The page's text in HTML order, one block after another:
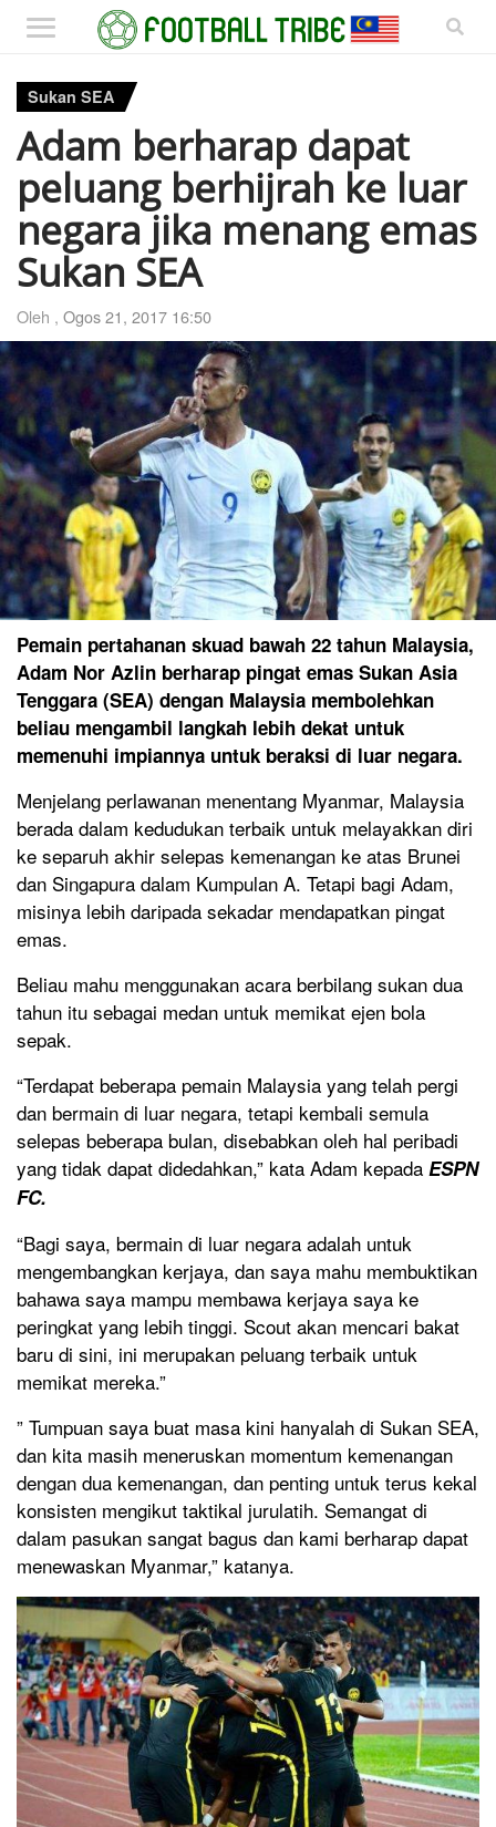
Sukan SEA
Adam berharap dapat
peluang berhijrah ke luar
negara jika menang emas
Sukan SEA
Oleh , Ogos 21, 2017 16:50
Pemain pertahanan skuad bawah 22 tahun Malaysia,
Adam Nor Azlin berharap pingat emas Sukan Asia
Tenggara (SEA) dengan Malaysia membolehkan
beliau mengambil langkah lebih dekat untuk
memenuhi impiannya untuk beraksi di luar negara.
Menjelang perlawanan menentang Myanmar, Malaysia
berada dalam kedudukan terbaik untuk melayakkan diri
ke separuh akhir selepas kemenangan ke atas Brunei
dan Singapura dalam Kumpulan A. Tetapi bagi Adam,
misinya lebih daripada sekadar mendapatkan pingat
emas.
Beliau mahu menggunakan acara berbilang sukan dua
tahun itu sebagai medan untuk memikat ejen bola
sepak.
“Terdapat beberapa pemain Malaysia yang telah pergi
dan bermain di luar negara, tetapi kembali semula
selepas beberapa bulan, disebabkan oleh hal peribadi
yang tidak dapat didedahkan,” kata Adam kepada ESPN
FC.
“Bagi saya, bermain di luar negara adalah untuk
mengembangkan kerjaya, dan saya mahu membuktikan
bahawa saya mampu membawa kerjaya saya ke
peringkat yang lebih tinggi. Scout akan mencari bakat
baru di sini, ini merupakan peluang terbaik untuk
memikat mereka.”
” Tumpuan saya buat masa kini hanyalah di Sukan SEA,
dan kita masih meneruskan momentum kemenangan
dengan dua kemenangan, dan penting untuk terus kekal
konsisten mengikut taktikal jurulatih. Semangat di
dalam pasukan sangat bagus dan kami berharap dapat
menewaskan Myanmar,” katanya.